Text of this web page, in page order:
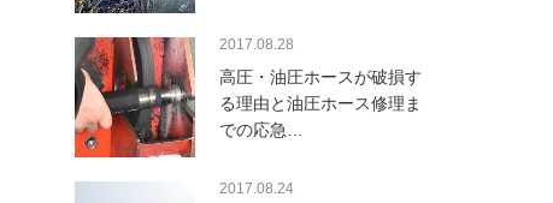
2017.08.28
高圧・油圧ホースが破損す
る理由と油圧ホース修理ま
での応急…
2017.08.24